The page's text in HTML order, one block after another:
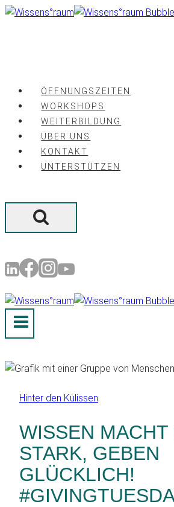
Zum
ÖFFNUNGSZEITEN
WORKSHOPS
WEITERBILDUNG
ÜBER UNS
KONTAKT
UNTERSTÜTZEN
Hinter den Kulissen
WISSEN MACHT
STARK, GEBEN
GLÜCKLICH!